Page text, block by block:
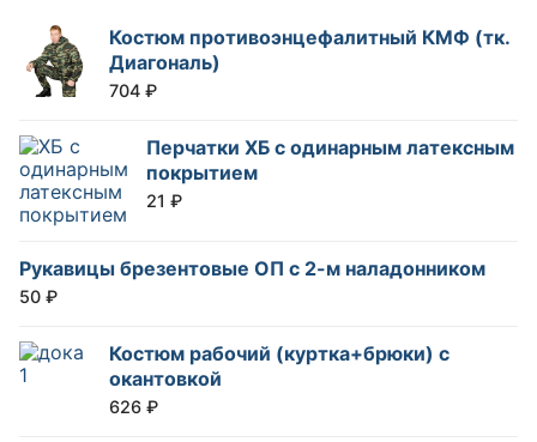
Костюм противоэнцефалитный КМФ (тк.
Диагональ)
704 ₽
Перчатки ХБ с одинарным латексным
покрытием
21 ₽
Рукавицы брезентовые ОП с 2-м наладонником
50 ₽
Костюм рабочий (куртка+брюки) с
окантовкой
626 ₽